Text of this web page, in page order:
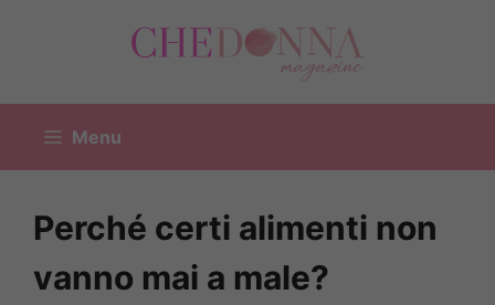
Menu
Perché certi alimenti non
vanno mai a male?